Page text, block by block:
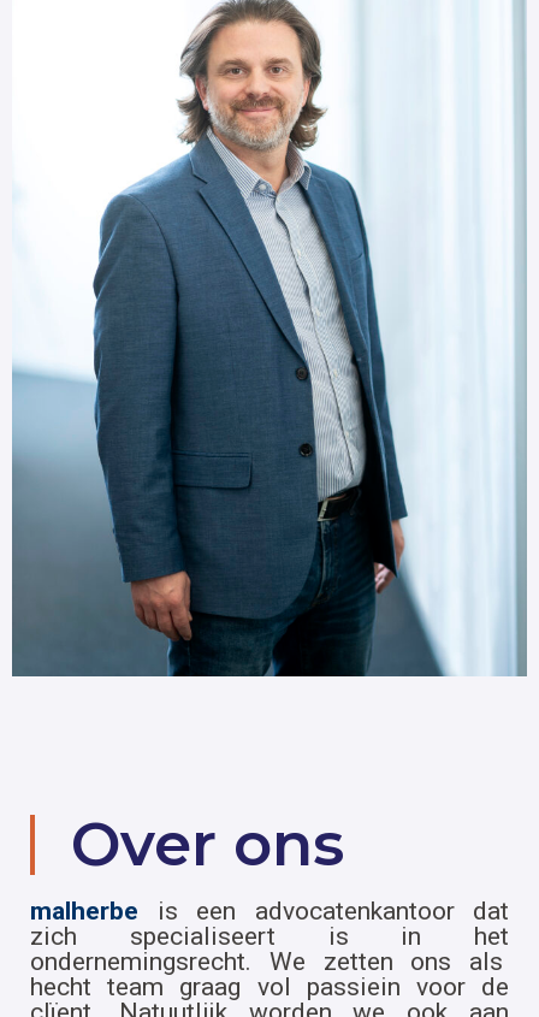
Over ons
malherbe is een advocatenkantoor dat
zich specialiseert is in het
ondernemingsrecht. We zetten ons als
hecht team graag vol passiein voor de